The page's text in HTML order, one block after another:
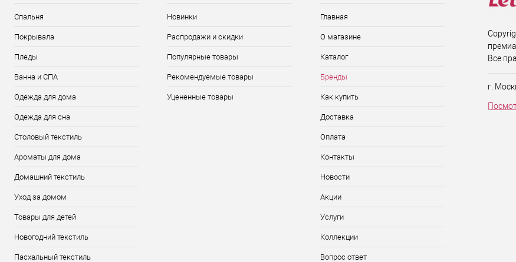
Спальня
Покрывала
Пледы
Ванна и СПА
Одежда для дома
Одежда для сна
Столовый текстиль
Ароматы для дома
Домашний текстиль
Уход за домом
Товары для детей
Новогодний текстиль
Пасхальный текстиль
Новинки
Распродажи и скидки
Популярные товары
Рекомендуемые товары
Уцененные товары
Главная
О магазине
Каталог
Бренды
Как купить
Доставка
Оплата
Контакты
Новости
Акции
Услуги
Коллекции
Вопрос ответ
Все
г.